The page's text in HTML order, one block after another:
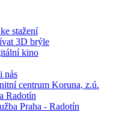
stažení
3D brýle
kino
nás
centrum Koruna, z.ú.
Radotín
Praha - Radotín